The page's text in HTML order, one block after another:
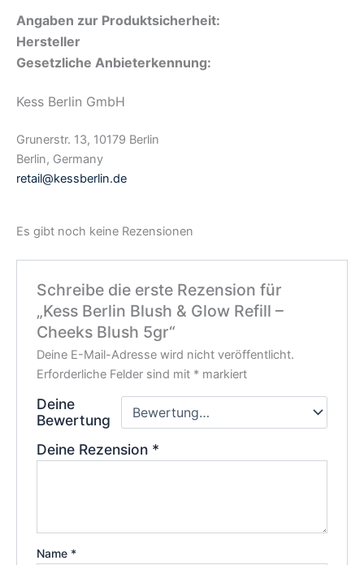
Angaben zur Produktsicherheit:
Hersteller
Gesetzliche Anbieterkennung:
Kess Berlin GmbH
Grunerstr. 13, 10179 Berlin
Berlin, Germany
retail@kessberlin.de
Es gibt noch keine Rezensionen
Schreibe die erste Rezension für
„Kess Berlin Blush & Glow Refill –
Cheeks Blush 5gr“
Deine E-Mail-Adresse wird nicht veröffentlicht.
Erforderliche Felder sind mit * markiert
Deine
Bewertung
Deine Rezension *
Name *